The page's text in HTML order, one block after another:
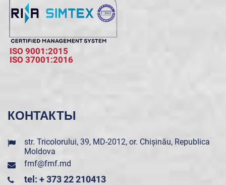
ISO 9001:2015
ISO 37001:2016
КОНТАКТЫ
str. Tricolorului, 39, MD-2012, or. Chișinău, Republica
Moldova
fmf@fmf.md
tel: + 373 22 210413